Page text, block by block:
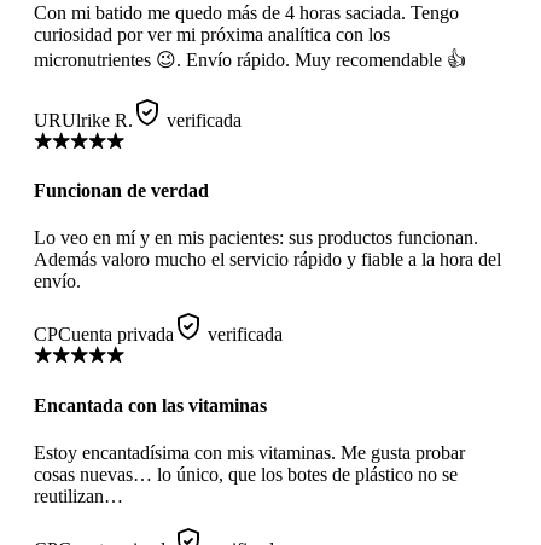
Con mi batido me quedo más de 4 horas saciada. Tengo
curiosidad por ver mi próxima analítica con los
micronutrientes 😉. Envío rápido. Muy recomendable 👍
URUlrike R. verificada
Funcionan de verdad
Lo veo en mí y en mis pacientes: sus productos funcionan.
Además valoro mucho el servicio rápido y fiable a la hora del
envío.
CPCuenta privada verificada
Encantada con las vitaminas
Estoy encantadísima con mis vitaminas. Me gusta probar
cosas nuevas… lo único, que los botes de plástico no se
reutilizan…